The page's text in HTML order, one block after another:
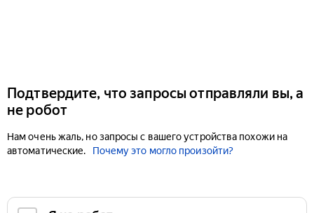
Подтвердите, что запросы отправляли вы, а
не робот
Нам очень жаль, но запросы с вашего устройства похожи на
автоматические.
Почему это могло произойти?